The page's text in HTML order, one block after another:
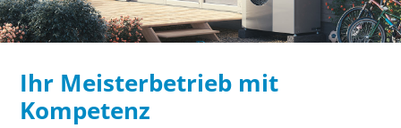
Ihr Meisterbetrieb mit
Kompetenz